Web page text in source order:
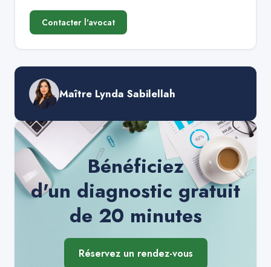
Contacter l'avocat
Maître Lynda Sabilellah
Bénéficiez
d'un diagnostic gratuit
de 20 minutes
Réservez un rendez-vous